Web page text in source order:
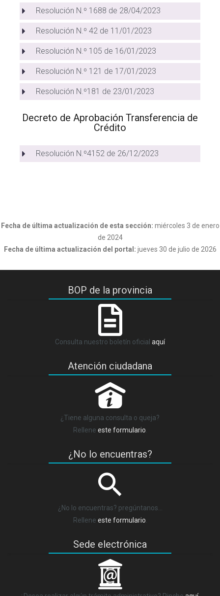
Resolución N.º 1688 de 28/04/2023
Resolución N.º 42 de 11/01/2023
Resolución N.º 105 de 16/01/2023
Resolución N.º 121 de 17/01/2023
Resolución N.º181 de 23/01/2023
Decreto de Aprobación Transferencia de
Crédito
Resolución N.º4152 de 26/12/2023
Fecha de última actualización de esta sección: miércoles 3 de enero
de 2024
Fecha de última actualización del portal: jueves 30 de julio de 2026
BOP de la provincia
Consulta nuestro boletín oficial aquí
Atención ciudadana
P
¿Tiene alguna consulta o queja?
Rellene este formulario
¿No lo encuentras?
¿No lo encuentras? pregúntanos…
Rellene este formulario
Sede electrónica
_